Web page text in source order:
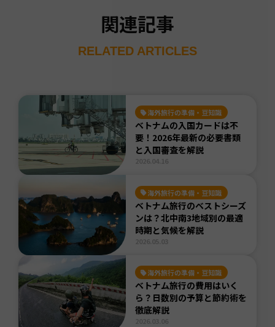
関連記事
RELATED ARTICLES
海外旅行の準備・豆知識
ベトナムの入国カードは不
要！2026年最新の必要書類
と入国審査を解説
海外旅行の準備・豆知識
ベトナム旅行のベストシーズ
ンは？北中南3地域別の最適
時期と気候を解説
海外旅行の準備・豆知識
ベトナム旅行の費用はいく
ら？日数別の予算と節約術を
徹底解説